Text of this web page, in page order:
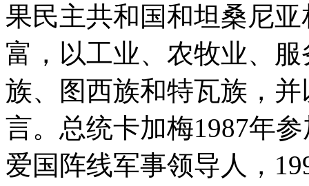
果民主共和国和坦桑尼
富，以工业、农牧业、
族、图西族和特瓦族，
言。总统卡加梅1987年
爱国阵线军事领导人，